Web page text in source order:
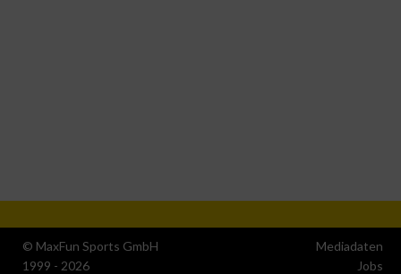
© MaxFun Sports GmbH
1999 - 2026
Mediadaten
Jobs